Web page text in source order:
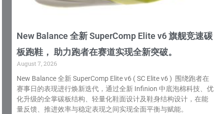
New Balance 全新 SuperComp Elite v6 旗舰竞速碳
板跑鞋， 助力跑者在赛道实现全新突破。
August 7, 2026
New Balance 全新 SuperComp Elite v6 ( SC Elite v6 ) 围绕跑者在
赛事日的表现进行焕新迭代，通过全新 Infinion 中底泡棉科技、优
化升级的全掌碳板结构、轻量化鞋面设计及鞋身结构设计，在能
量反馈、推进效率与稳定表现之间实现全面平衡与赋能。